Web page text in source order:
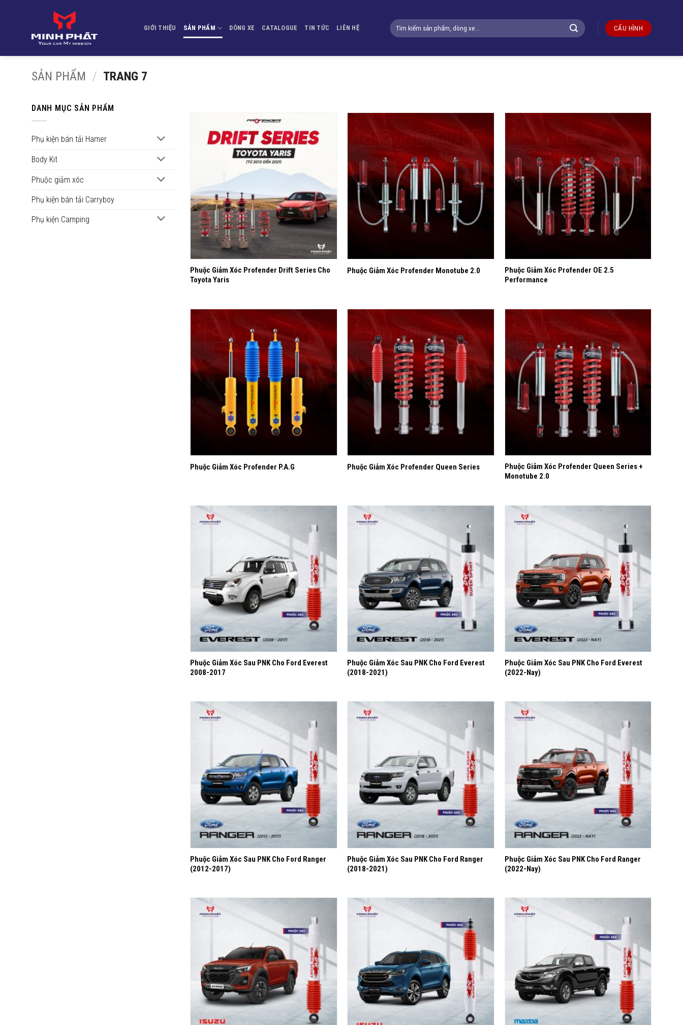
GIỚI THIỆU SẢN PHẨM DÒNG XE CATALOGUE TIN TỨC LIÊN HỆ
Tìm
kiếm:
CẤU HÌNH
SẢN PHẨM / TRANG 7
DANH MỤC SẢN PHẨM
Phụ kiện bán tải Hamer
Body Kit
Phuộc giảm xóc
Phụ kiện bán tải Carryboy
Phụ kiện Camping
Yêu
+
Phuộc Giảm Xóc Profender Drift Series Cho
Toyota Yaris
Yêu
Phuộc Giảm Xóc Profender Monotube 2.0
Phuộc Giảm Xóc Profender OE 2.5
Performance
Phuộc Giảm Xóc Profender P.A.G
Yêu
Phuộc Giảm Xóc Profender Queen Series
Yêu
Phuộc Giảm Xóc Profender Queen Series +
Monotube 2.0
+
Phuộc Giảm Xóc Sau PNK Cho Ford Everest
2008-2017
+
Phuộc Giảm Xóc Sau PNK Cho Ford Everest
(2018-2021)
+
Phuộc Giảm Xóc Sau PNK Cho Ford Everest
(2022-Nay)
+
Phuộc Giảm Xóc Sau PNK Cho Ford Ranger
(2012-2017)
+
Phuộc Giảm Xóc Sau PNK Cho Ford Ranger
(2018-2021)
+
Phuộc Giảm Xóc Sau PNK Cho Ford Ranger
(2022-Nay)
thích